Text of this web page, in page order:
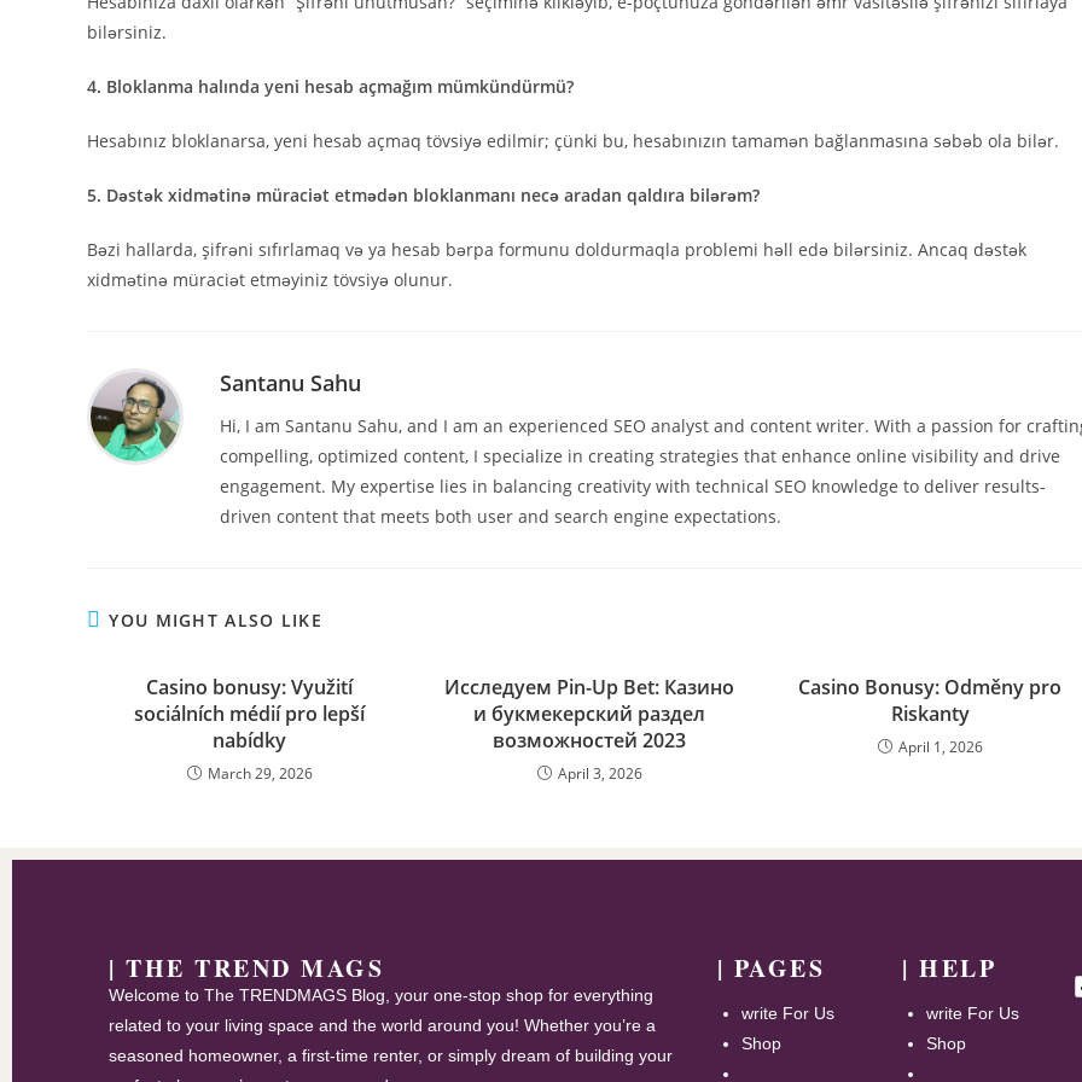
bilərsiniz.
4. Bloklanma halında yeni hesab açmağım mümkündürmü?
Hesabınız bloklanarsa, yeni hesab açmaq tövsiyə edilmir; çünki bu, hesabınızın tamamən bağlanmasına səbəb ola bilər.
5. Dəstək xidmətinə müraciət etmədən bloklanmanı necə aradan qaldıra bilərəm?
Bəzi hallarda, şifrəni sıfırlamaq və ya hesab bərpa formunu doldurmaqla problemi həll edə bilərsiniz. Ancaq dəstək
xidmətinə müraciət etməyiniz tövsiyə olunur.
Santanu Sahu
Hi, I am Santanu Sahu, and I am an experienced SEO analyst and content writer. With a passion for
compelling, optimized content, I specialize in creating strategies that enhance online visibility and drive
engagement. My expertise lies in balancing creativity with technical SEO knowledge to deliver results-
driven content that meets both user and search engine expectations.
YOU MIGHT ALSO LIKE
Casino bonusy: Využití
sociálních médií pro lepší
nabídky
March 29, 2026
Исследуем Pin-Up Bet: Казино
и букмекерский раздел
возможностей 2023
April 3, 2026
Casino Bonusy: Odměny pro
Riskanty
April 1, 2026
| THE TREND MAGS
Welcome to The TRENDMAGS Blog, your one-stop shop for everything
related to your living space and the world around you! Whether you’re a
seasoned homeowner, a first-time renter, or simply dream of building your
| PAGES
write For Us
Shop
| HELP
write For Us
Shop